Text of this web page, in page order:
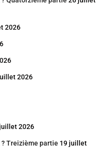
2026
2026
2026
? Treizième partie 19 juillet